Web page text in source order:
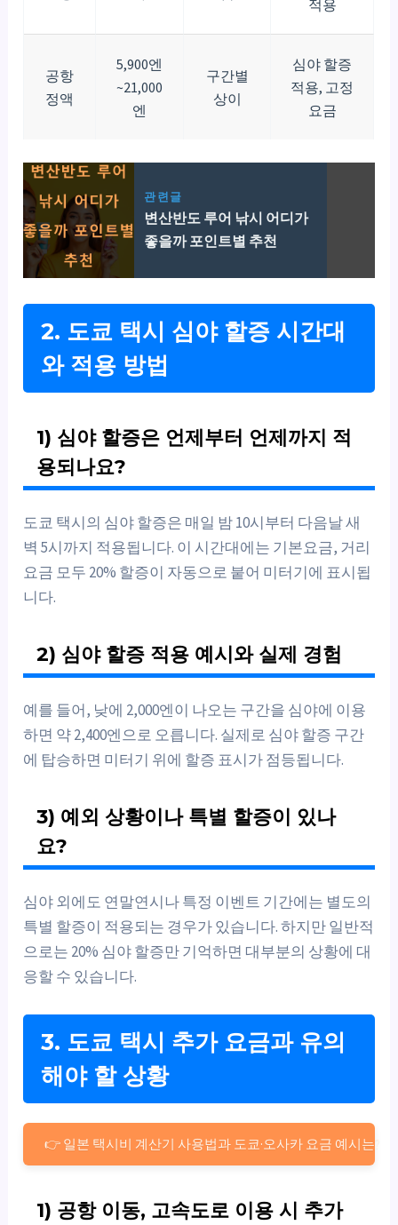
적용
공항
정액
5,900엔
~21,000
엔
구간별
상이
심야 할증
적용, 고정
요금
관련글
변산반도 루어 낚시 어디가
좋을까 포인트별 추천
2. 도쿄 택시 심야 할증 시간대
와 적용 방법
1) 심야 할증은 언제부터 언제까지 적
용되나요?
도쿄 택시의 심야 할증은 매일 밤 10시부터 다음날 새
벽 5시까지 적용됩니다. 이 시간대에는 기본요금, 거리
요금 모두 20% 할증이 자동으로 붙어 미터기에 표시됩
니다.
2) 심야 할증 적용 예시와 실제 경험
예를 들어, 낮에 2,000엔이 나오는 구간을 심야에 이용
하면 약 2,400엔으로 오릅니다. 실제로 심야 할증 구간
에 탑승하면 미터기 위에 할증 표시가 점등됩니다.
3) 예외 상황이나 특별 할증이 있나
요?
심야 외에도 연말연시나 특정 이벤트 기간에는 별도의
특별 할증이 적용되는 경우가 있습니다. 하지만 일반적
으로는 20% 심야 할증만 기억하면 대부분의 상황에 대
응할 수 있습니다.
3. 도쿄 택시 추가 요금과 유의
해야 할 상황
👉 일본 택시비 계산기 사용법과 도쿄·오사카 요금 예시는?
1) 공항 이동, 고속도로 이용 시 추가